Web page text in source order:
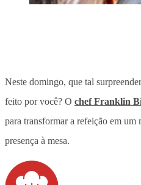
Neste domingo, que tal
feito por você? O chef Franklin
para transformar a refeição em um
presença à mesa.